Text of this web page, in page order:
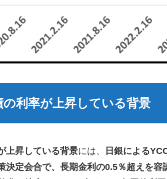
の利率が上昇している背景
上昇している背景には、 日銀による
決定会合で、長期金利の0.5％超えを容